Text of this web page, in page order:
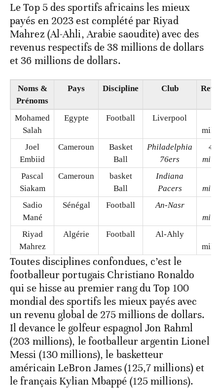
Le Top 5 des sportifs africains les mieux
payés en 2023 est complété par Riyad
Mahrez (Al-Ahli, Arabie saoudite) avec des
revenus respectifs de 38 millions de dollars
et 36 millions de dollars.
Noms &
Prénoms
Pays Discipline Club
Mohamed
Salah
Egypte Football Liverpool
Joel
Embiid
Cameroun
Basket
Ball
Philadelphia
76ers
Pascal
Siakam
Cameroun
basket
Ball
Indiana
Pacers
Sadio
Mané
Sénégal Football An-Nasr
Riyad
Mahrez
Algérie Football Al-Ahly
Toutes disciplines confondues, c’est le
footballeur portugais Christiano Ronaldo
qui se hisse au premier rang du Top 100
mondial des sportifs les mieux payés avec
un revenu global de 275 millions de dollars.
Il devance le golfeur espagnol Jon Rahml
(203 millions), le footballeur argentin Lionel
Messi (130 millions), le basketteur
américain LeBron James (125,7 millions) et
le français Kylian Mbappé (125 millions).